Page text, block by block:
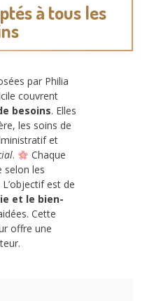
à tous les
par Philia
couvrent
besoins. Elles
les soins de
et
.
Chaque
selon les
est de
et le bien-
Cette
offre une